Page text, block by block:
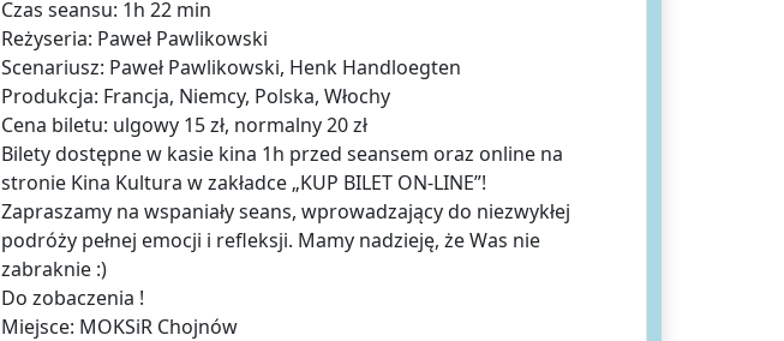
Czas seansu: 1h 22 min
Reżyseria: Paweł Pawlikowski
Scenariusz: Paweł Pawlikowski, Henk Handloegten
Produkcja: Francja, Niemcy, Polska, Włochy
Cena biletu: ulgowy 15 zł, normalny 20 zł
Bilety dostępne w kasie kina 1h przed seansem oraz online na
stronie Kina Kultura w zakładce „KUP BILET ON-LINE”!
Zapraszamy na wspaniały seans, wprowadzający do niezwykłej
podróży pełnej emocji i refleksji. Mamy nadzieję, że Was nie
zabraknie :)
Do zobaczenia !
Miejsce: MOKSiR Chojnów